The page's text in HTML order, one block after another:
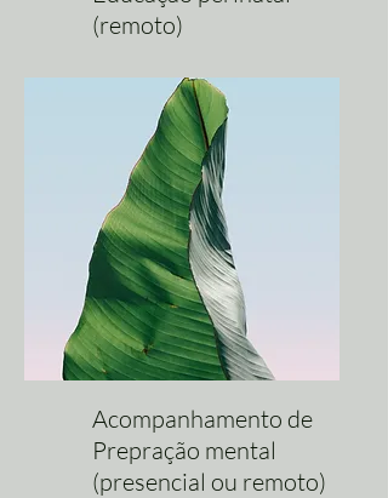
(remoto)
Acompanhamento de
Prepração mental
(presencial ou remoto)